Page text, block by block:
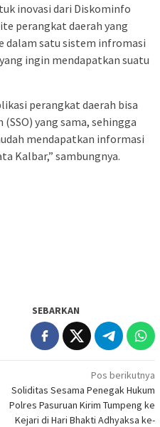
inovasi dari Diskominfo
perangkat daerah yang
dalam satu sistem infromasi
ingin mendapatkan suatu
perangkat daerah bisa
yang sama, sehingga
mendapatkan informasi
Kalbar,” sambungnya.
SEBARKAN
Pos berikutnya
Soliditas Sesama Penegak Hukum
Polres Pasuruan Kirim Tumpeng ke
Kejari di Hari Bhakti Adhyaksa ke-